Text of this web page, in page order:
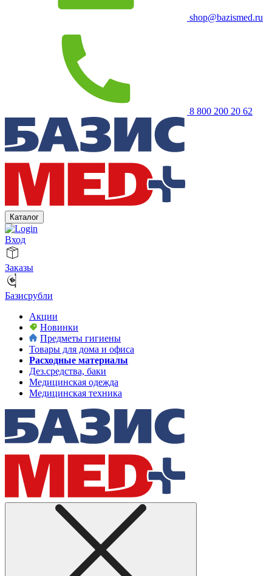
shop@bazismed.ru
8 800 200 20 62
Каталог
Вход
Заказы
Базисрубли
Акции
Новинки
Предметы гигиены
Товары для дома и офиса
Расходные материалы
Дез.средства, баки
Медицинская одежда
Медицинская техника